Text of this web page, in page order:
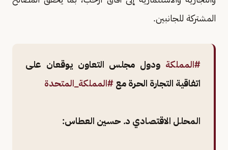
المشتركة للجانبين.
#المملكة ودول مجلس التعاون يوقعان على
اتفاقية التجارة الحرة مع #المملكة_المتحدة
المحلل الاقتصادي د. حسين العطاس: